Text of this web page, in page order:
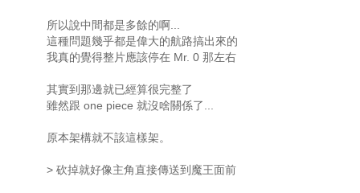
所以說中間都是多餘的啊...
這種問題幾乎都是偉大的航路搞出來的
我真的覺得整片應該停在 Mr. 0 那左右
其實到那邊就已經算很完整了
雖然跟 one piece 就沒啥關係了...
原本架構就不該這樣架。
> 砍掉就好像主角直接傳送到魔王面前